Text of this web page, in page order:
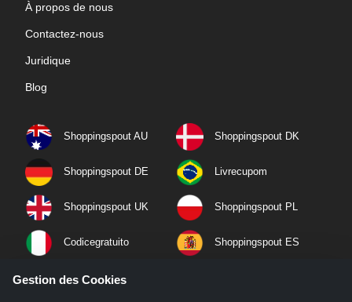
À propos de nous
Contactez-nous
Juridique
Blog
Shoppingspout AU Shoppingspout DK
Shoppingspout DE Livrecupom
Shoppingspout UK Shoppingspout PL
Codicegratuito Shoppingspout ES
Shoppingspout NL
Gestion des Cookies